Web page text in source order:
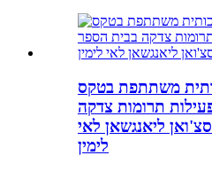
משתתפת בטקס
תרומות צדקה
ליאנגשאן לאי
לימין